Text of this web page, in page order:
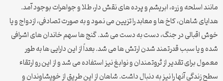
مانند اسلحه و زره، ابریشم و پرده های نقش دار، طلا و جواهرات بوجود آمد.
هدایای شاهان، کاخ ها و معابد را تزیین می نمود و به صورت تصادفی، ازدواج و یا
خوش اقبالی در جنگ، دست به دست می شد. گنج ها سهم خاندان های اشرافی
شده و یا سبب قدرتمند شدن ارتش ها می شد. بعداً از این دارایی ها به طور
معمول برای تقدیر از ثروتمندان و نوابغ نیز استفاده می شد و از این رو ارتقاء
سطح زندگی آنها را نیز به دنبال داشت. شاهان از این طریق از خویشاوندان و